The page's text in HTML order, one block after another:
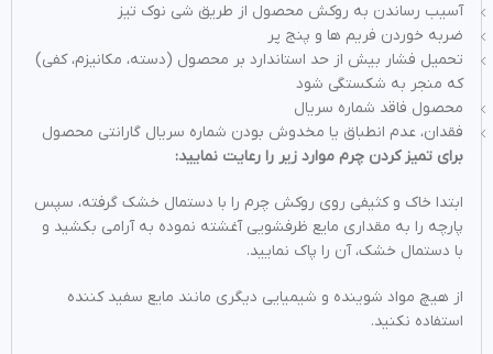
آسیب رساندن به روکش محصول از طریق شی نوک تیز
ضربه خوردن فریم ها و پنج پر
تحمیل فشار بیش از حد استاندارد بر محصول (دسته، مکانیزم، کفی)
که منجر به شکستگی شود
محصول فاقد شماره سریال
فقدان، عدم انطباق یا مخدوش بودن شماره سریال گارانتی محصول
برای تمیز کردن چرم موارد زیر را رعایت نمایید:
ابتدا خاک و کثیفی روی روکش چرم را با دستمال خشک گرفته، سپس
پارچه را به مقداری مایع ظرفشویی آغشته نموده به آرامی بکشید و
با دستمال خشک، آن را پاک نمایید.
از هیچ مواد شوینده و شیمیایی دیگری مانند مایع سفید کننده
استفاده نکنید.